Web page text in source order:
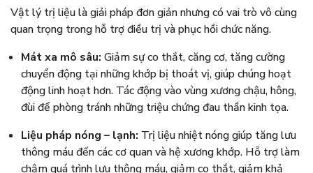
Vật lý trị liệu là giải pháp đơn giản nhưng có vai trò vô cùng
quan trọng trong hỗ trợ điều trị và phục hồi chức năng.
Mát xa mô sâu: Giảm sự co thắt, căng cơ, tăng cường
chuyển động tại những khớp bị thoát vị, giúp chúng hoạt
động linh hoạt hơn. Tác động vào vùng xương chậu, hông,
đùi để phòng tránh những triệu chứng đau thần kinh tọa.
Liệu pháp nóng – lạnh: Trị liệu nhiệt nóng giúp tăng lưu
thông máu đến các cơ quan và hệ xương khớp. Hỗ trợ làm
chậm quá trình lưu thông máu, giảm co thắt, giảm khả